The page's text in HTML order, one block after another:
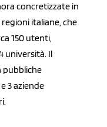
concretizzate in
italiane, che
150 utenti,
università. Il
pubbliche
3 aziende